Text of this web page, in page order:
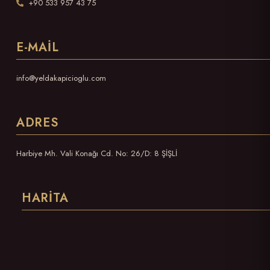
+90 533 957 43 75
E-MAIL
info@yeldakapicioglu.com
ADRES
Harbiye Mh. Vali Konağı Cd. No: 26/D: 8 ŞİŞLİ
HARITA